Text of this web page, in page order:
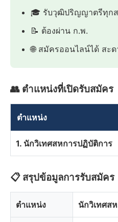
🎓 รับวุฒิปริญญาตรีทุก
📝 ต้องผ่าน ก.พ.
🌐 สมัครออนไลน์ได้ สะ
👥 ตำแหน่งที่เปิดรับสมัคร
ตำแหน่ง
1. นักวิเทศสหการปฏิบัติการ
📋 สรุปข้อมูลการรับสมัคร
ตำแหน่ง นักวิเทศส